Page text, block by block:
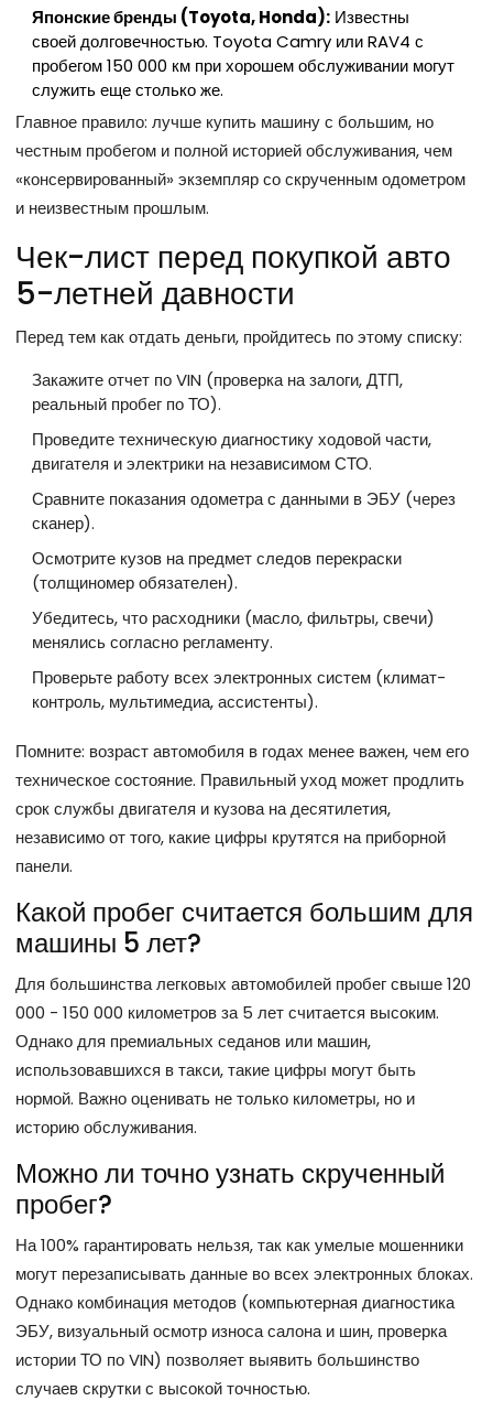
Японские бренды (Toyota, Honda): Известны
своей долговечностью. Toyota Camry или RAV4 с
пробегом 150 000 км при хорошем обслуживании могут
служить еще столько же.
Главное правило: лучше купить машину с большим, но
честным пробегом и полной историей обслуживания, чем
«консервированный» экземпляр со скрученным одометром
и неизвестным прошлым.
Чек-лист перед покупкой авто
5-летней давности
Перед тем как отдать деньги, пройдитесь по этому списку:
Закажите отчет по VIN (проверка на залоги, ДТП,
реальный пробег по ТО).
Проведите техническую диагностику ходовой части,
двигателя и электрики на независимом СТО.
Сравните показания одометра с данными в ЭБУ (через
сканер).
Осмотрите кузов на предмет следов перекраски
(толщиномер обязателен).
Убедитесь, что расходники (масло, фильтры, свечи)
менялись согласно регламенту.
Проверьте работу всех электронных систем (климат-
контроль, мультимедиа, ассистенты).
Помните: возраст автомобиля в годах менее важен, чем его
техническое состояние. Правильный уход может продлить
срок службы двигателя и кузова на десятилетия,
независимо от того, какие цифры крутятся на приборной
панели.
Какой пробег считается большим для
машины 5 лет?
Для большинства легковых автомобилей пробег свыше 120
000 - 150 000 километров за 5 лет считается высоким.
Однако для премиальных седанов или машин,
использовавшихся в такси, такие цифры могут быть
нормой. Важно оценивать не только километры, но и
историю обслуживания.
Можно ли точно узнать скрученный
пробег?
На 100% гарантировать нельзя, так как умелые мошенники
могут перезаписывать данные во всех электронных блоках.
Однако комбинация методов (компьютерная диагностика
ЭБУ, визуальный осмотр износа салона и шин, проверка
истории ТО по VIN) позволяет выявить большинство
случаев скрутки с высокой точностью.